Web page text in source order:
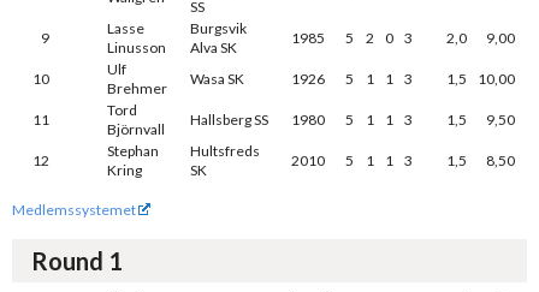
SS
9
Lasse
Linusson
Burgsvik
Alva SK
1985 5 2 0 3 2,0 9,00
10
Ulf
Brehmer
Wasa SK 1926 5 1 1 3 1,5 10,00
11
Tord
Björnvall
Hallsberg SS 1980 5 1 1 3 1,5 9,50
12
Stephan
Kring
Hultsfreds
SK
2010 5 1 1 3 1,5 8,50
Medlemssystemet
Round 1